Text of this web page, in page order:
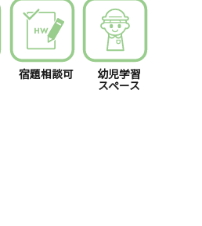
宿題相談可 幼児学習
スペース